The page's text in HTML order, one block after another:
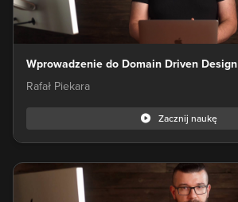
Wprowadzenie do Domain Driven Design
Rafał Piekara
Zacznij naukę